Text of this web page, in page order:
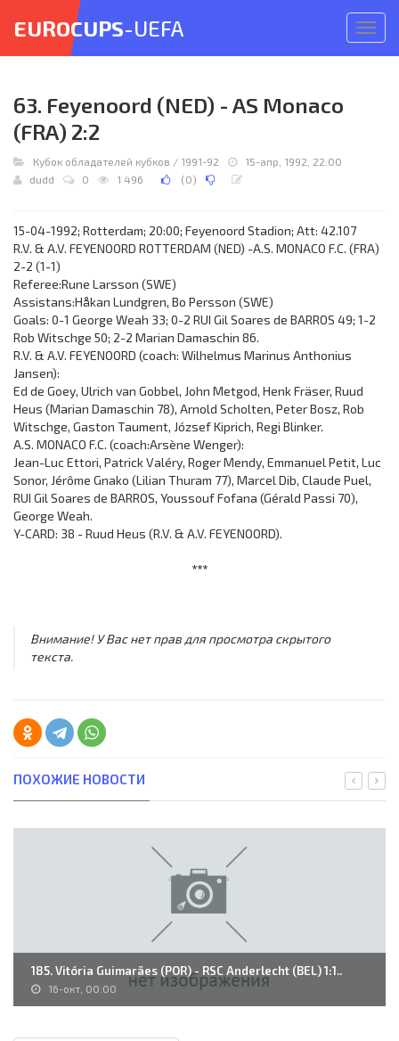
меню
EUROCUPS-UEFA
63. Feyenoord (NED) - AS Monaco
(FRA) 2:2
Кубок обладателей кубков / 1991-92
15-апр, 1992, 22:00
dudd
0 1 496 (0)
15-04-1992; Rotterdam; 20:00; Feyenoord Stadion; Att: 42.107
R.V. & A.V. FEYENOORD ROTTERDAM (NED) -A.S. MONACO F.C. (FRA)
2-2 (1-1)
Referee:Rune Larsson (SWE)
Assistans:Håkan Lundgren, Bo Persson (SWE)
Goals: 0-1 George Weah 33; 0-2 RUI Gil Soares de BARROS 49; 1-2
Rob Witschge 50; 2-2 Marian Damaschin 86.
R.V. & A.V. FEYENOORD (coach: Wilhelmus Marinus Anthonius
Jansen):
Ed de Goey, Ulrich van Gobbel, John Metgod, Henk Fräser, Ruud
Heus (Marian Damaschin 78), Arnold Scholten, Peter Bosz, Rob
Witschge, Gaston Taument, József Kiprich, Regi Blinker.
A.S. MONACO F.C. (coach:Arsène Wenger):
Jean-Luc Ettori, Patrick Valéry, Roger Mendy, Emmanuel Petit, Luc
Sonor, Jérôme Gnako (Lilian Thuram 77), Marcel Dib, Claude Puel,
RUI Gil Soares de BARROS, Youssouf Fofana (Gérald Passi 70),
George Weah.
Y-CARD: 38 - Ruud Heus (R.V. & A.V. FEYENOORD).
***
Внимание! У Вас нет прав для просмотра скрытого
текста.
ПОХОЖИЕ НОВОСТИ
185. Vitória Guimarães (POR) - RSC Anderlecht (BEL) 1:1..
16-окт, 00:00